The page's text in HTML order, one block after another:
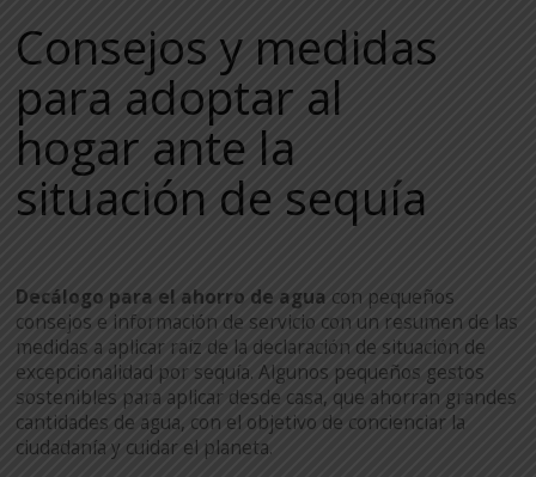
Consejos y medidas
para adoptar al
hogar ante la
situación de sequía
Decálogo para el ahorro de agua con pequeños
consejos e información de servicio con un resumen de las
medidas a aplicar raíz de la declaración de situación de
excepcionalidad por sequía. Algunos pequeños gestos
sostenibles para aplicar desde casa, que ahorran grandes
cantidades de agua, con el objetivo de concienciar la
ciudadanía y cuidar el planeta.